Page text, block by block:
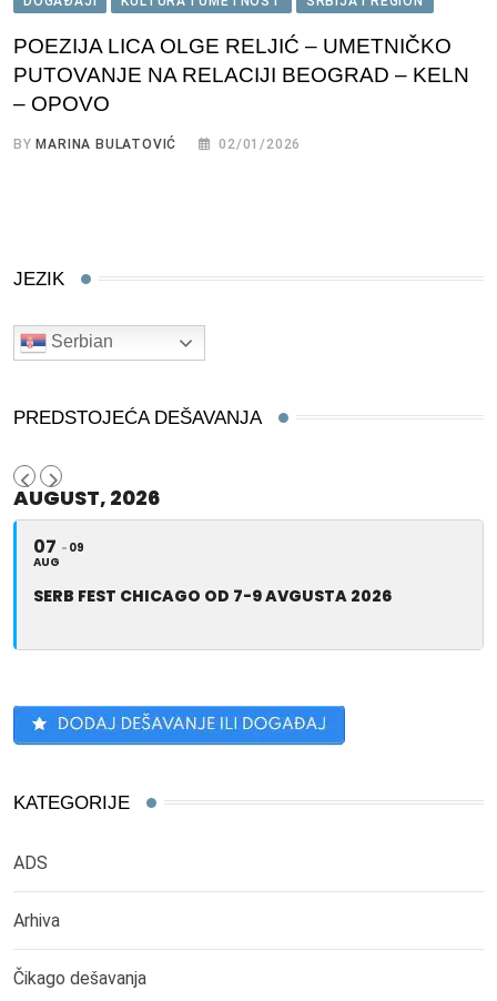
POEZIJA LICA OLGE RELJIĆ – UMETNIČKO
PUTOVANJE NA RELACIJI BEOGRAD – KELN
– OPOVO
BY MARINA BULATOVIĆ 02/01/2026
JEZIK
Serbian
PREDSTOJEĆA DEŠAVANJA
AUGUST, 2026
07
AUG
09
SERB FEST CHICAGO OD 7-9 AVGUSTA 2026
KATEGORIJE
ADS
Arhiva
Čikago dešavanja